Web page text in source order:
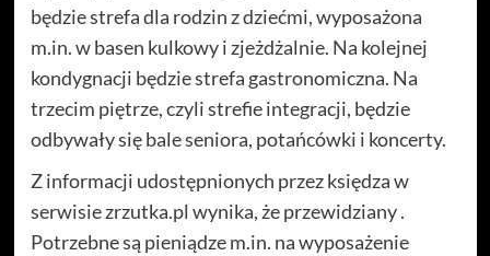
będzie strefa dla rodzin z dziećmi, wyposażona
m.in. w basen kulkowy i zjeżdżalnie. Na kolejnej
kondygnacji będzie strefa gastronomiczna. Na
trzecim piętrze, czyli strefie integracji, będzie
odbywały się bale seniora, potańcówki i koncerty.
Z informacji udostępnionych przez księdza w
serwisie zrzutka.pl wynika, że przewidziany .
Potrzebne są pieniądze m.in. na wyposażenie